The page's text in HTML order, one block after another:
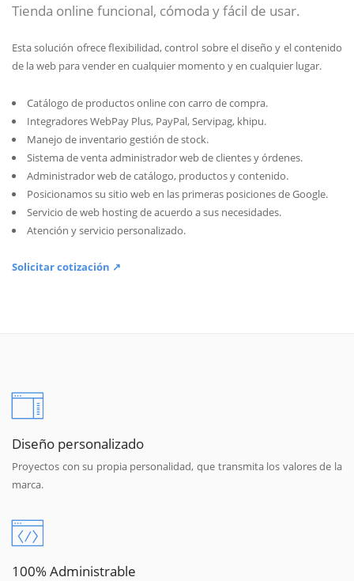
Tienda online funcional, cómoda y fácil de usar.
Esta solución ofrece flexibilidad, control sobre el diseño y el contenido
de la web para vender en cualquier momento y en cualquier lugar.
Catálogo de productos online con carro de compra.
Integradores WebPay Plus, PayPal, Servipag, khipu.
Manejo de inventario gestión de stock.
Sistema de venta administrador web de clientes y órdenes.
Administrador web de catálogo, productos y contenido.
Posicionamos su sitio web en las primeras posiciones de Google.
Servicio de web hosting de acuerdo a sus necesidades.
Atención y servicio personalizado.
Solicitar cotización ↗
Diseño personalizado
Proyectos con su propia personalidad, que transmita los valores de la
marca.
100% Administrable